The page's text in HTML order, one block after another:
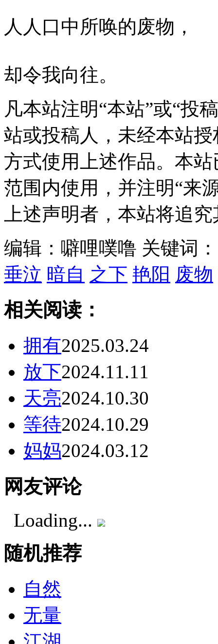
人人口中所唤的废物，
却令我向往。
凡本站注明“本站”或“投
站或投稿人，未经本站
方式使用上述作品。本
范围内使用，并注明“来
上述声明者，本站将追
编辑：噼哩噗噜 关键词
垂泣 暗自 之下 艳阳 废物
相关阅读：
拥有2025.03.24
放下2024.11.11
天亮2024.10.30
等待2024.10.29
妈妈2024.03.12
网友评论
Loading...
随机推荐
自然
无量